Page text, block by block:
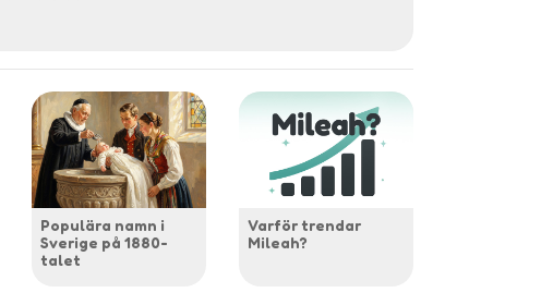
Populära namn i
Sverige på 1880-
talet
Varför trendar
Mileah?